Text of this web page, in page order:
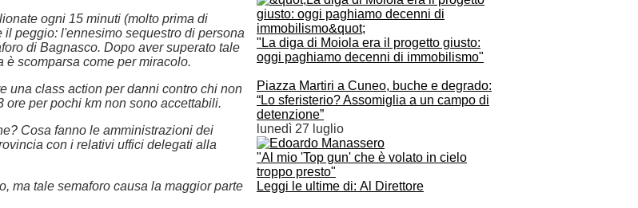
"La diga di Moiola era il progetto giusto:
oggi paghiamo decenni di immobilismo"
Piazza Martiri a Cuneo, buche e degrado:
“Lo sferisterio? Assomiglia a un campo di
detenzione”
lunedì 27 luglio
"Al mio 'Top gun' che è volato in cielo
troppo presto"
Leggi le ultime di: Al Direttore
ogni 15 minuti (molto prima di
il peggio: l'ennesimo sequestro di persona
di Bagnasco. Dopo aver superato tale
è scomparsa come per miracolo.
una class action per danni contro chi non
ore per pochi km non sono accettabili.
Cosa fanno le amministrazioni dei
con i relativi uffici delegati alla
ma tale semaforo causa la maggior parte